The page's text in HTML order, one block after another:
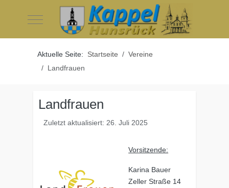
Mobile Menu Toggle
Aktuelle Seite: Startseite
Vereine
Landfrauen
Landfrauen
Zuletzt aktualisiert: 26. Juli 2025
Vorsitzende:
Karina Bauer
Zeller Straße 14